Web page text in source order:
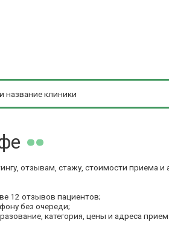
отзывам, стажу, стоимости приема
12 отзывов пациентов;
без очереди;
категория, цены и адреса